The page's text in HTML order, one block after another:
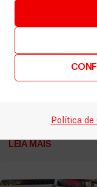
Política de
LEIA MAIS